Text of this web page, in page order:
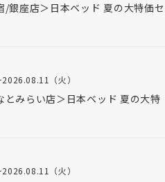
/銀座店＞日本ベッド 夏の大特価セ
2026.08.11（火）
とみらい店＞日本ベッド 夏の大特
2026.08.11（火）